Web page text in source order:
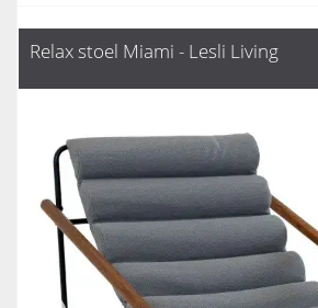
Relax stoel Miami - Lesli Living